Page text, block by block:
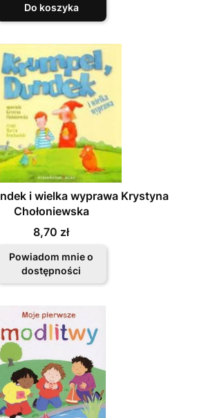
Do koszyka
i wielka wyprawa Krystyna
Chołoniewska
Cena
8,70 zł
Powiadom mnie o
dostępności